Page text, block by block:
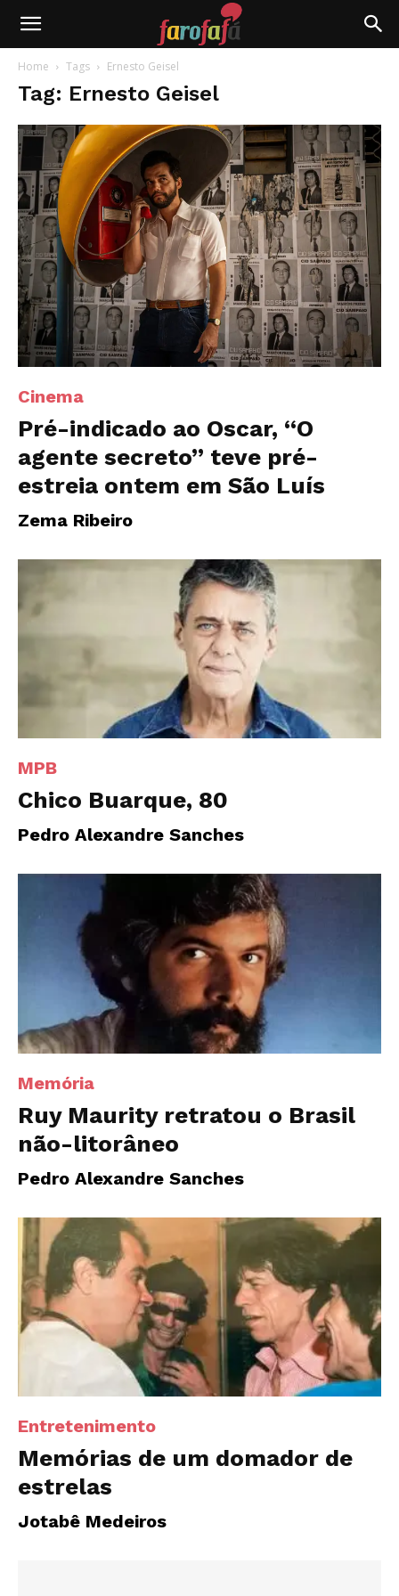
Farofafá
Home Tags Ernesto Geisel
Tag: Ernesto Geisel
Cinema
Pré-indicado ao Oscar, “O
agente secreto” teve pré-
estreia ontem em São Luís
Zema Ribeiro
MPB
Chico Buarque, 80
Pedro Alexandre Sanches
Memória
Ruy Maurity retratou o Brasil
não-litorâneo
Pedro Alexandre Sanches
Entretenimento
Memórias de um domador de
estrelas
Jotabê Medeiros